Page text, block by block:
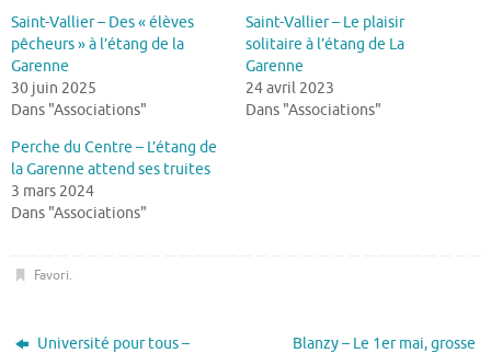
Saint-Vallier – Des « élèves
pêcheurs » à l’étang de la
Garenne
30 juin 2025
Dans "Associations"
Saint-Vallier – Le plaisir
solitaire à l’étang de La
Garenne
24 avril 2023
Dans "Associations"
Perche du Centre – L’étang de
la Garenne attend ses truites
3 mars 2024
Dans "Associations"
Favori.
Université pour tous –
Blanzy – Le 1er mai, grosse